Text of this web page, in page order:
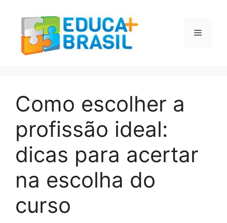
conteúdo
Menu
Como escolher a
profissão ideal:
dicas para acertar
na escolha do
curso